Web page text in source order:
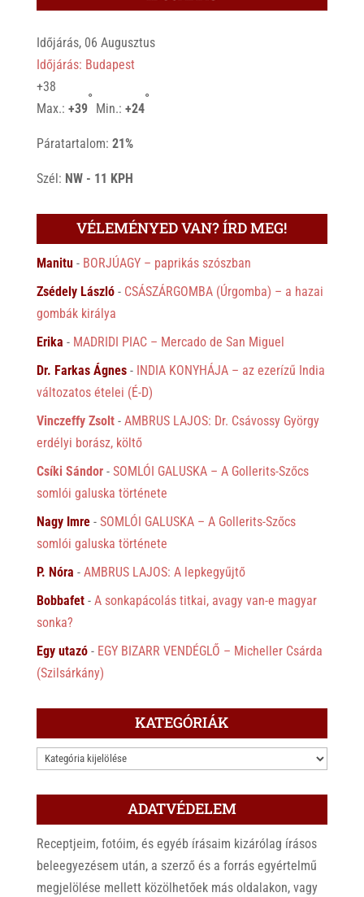
Időjárás, 06 Augusztus
Időjárás: Budapest
+38
Max.: +39
°
Min.: +24
°
Páratartalom: 21%
Szél: NW - 11 KPH
VÉLEMÉNYED VAN? ÍRD MEG!
Manitu- BORJÚAGY – paprikás szószban
Zsédely László- CSÁSZÁRGOMBA (Úrgomba) – a hazai
gombák királya
Erika - MADRIDI PIAC – Mercado de San Miguel
Dr. Farkas Ágnes- INDIA KONYHÁJA – az ezerízű India
változatos ételei (É-D)
Vinczeffy Zsolt- AMBRUS LAJOS: Dr. Csávossy György
erdélyi borász, költő
Csíki Sándor- SOMLÓI GALUSKA – A Gollerits-Szőcs
somlói galuska története
Nagy Imre- SOMLÓI GALUSKA – A Gollerits-Szőcs
somlói galuska története
P. Nóra - AMBRUS LAJOS: A lepkegyűjtő
Bobbafet- A sonkapácolás titkai, avagy van-e magyar
sonka?
Egy utazó- EGY BIZARR VENDÉGLŐ – Micheller Csárda
(Szilsárkány)
KATEGÓRIÁK
KATEGÓRIÁK
ADATVÉDELEM
Receptjeim, fotóim, és egyéb írásaim kizárólag írásos
beleegyezésem után, a szerző és a forrás egyértelmű
megjelölése mellett közölhetőek más oldalakon, vagy